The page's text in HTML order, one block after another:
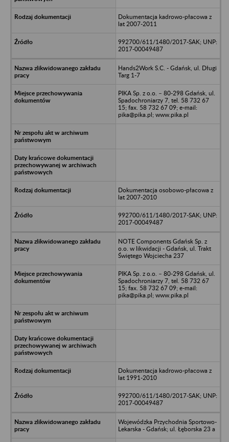
Dokumentacja kadrowo-płacowa z
lat 2007-2011
992700/611/1480/2017-SAK; UNP:
2017-00049487
Hands2Work S.C. - Gdańsk, ul. Długi
Targ 1-7
PIKA Sp. z o.o. – 80-298 Gdańsk, ul.
Spadochroniarzy 7, tel. 58 732 67
15; fax. 58 732 67 09; e-mail:
pika@pika.pl; www.pika.pl
Dokumentacja osobowo-płacowa z
lat 2007-2010
992700/611/1480/2017-SAK; UNP:
2017-00049487
NOTE Components Gdańsk Sp. z
o.o. w likwidacji - Gdańsk, ul. Trakt
Świętego Wojciecha 237
PIKA Sp. z o.o. – 80-298 Gdańsk, ul.
Spadochroniarzy 7, tel. 58 732 67
15; fax. 58 732 67 09; e-mail:
pika@pika.pl; www.pika.pl
Dokumentacja kadrowo-płacowa z
lat 1991-2010
992700/611/1480/2017-SAK; UNP:
2017-00049487
Wojewódzka Przychodnia Sportowo-
Lekarska - Gdańsk; ul. Łęborska 23 a